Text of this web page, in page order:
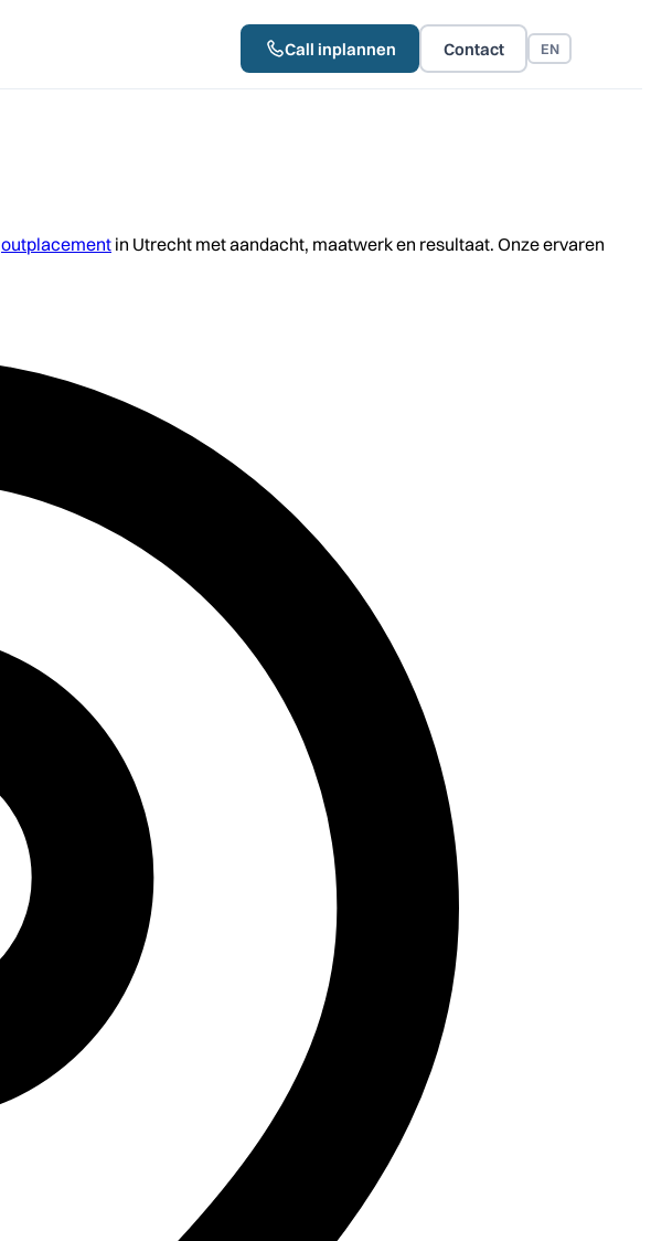
Call inplannen Contact EN
outplacement in Utrecht met aandacht, maatwerk en resultaat. Onze ervaren